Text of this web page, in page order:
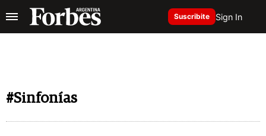
Suscribite Sign In
#Sinfonías